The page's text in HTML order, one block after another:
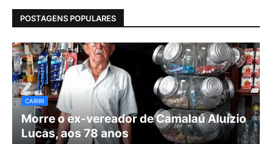
POSTAGENS POPULARES
CARIRI
Morre o ex-vereador de Camalaú Aluízio
Lucas, aos 78 anos